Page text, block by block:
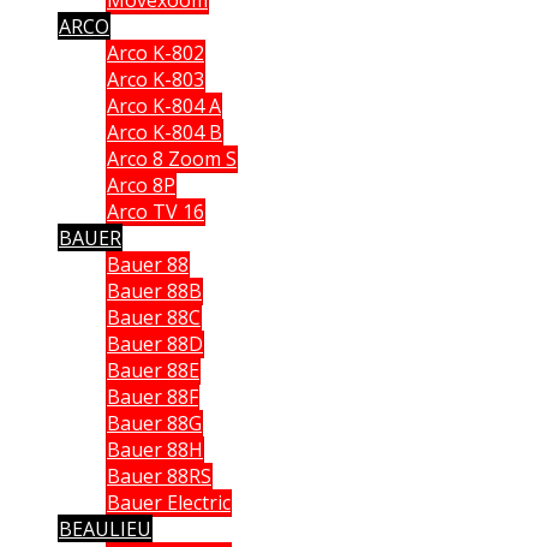
ARCO
Arco K-802
Arco K-803
Arco K-804 A
Arco K-804 B
Arco 8 Zoom S
Arco 8P
Arco TV 16
BAUER
Bauer 88
Bauer 88B
Bauer 88C
Bauer 88D
Bauer 88E
Bauer 88F
Bauer 88G
Bauer 88H
Bauer 88RS
Bauer Electric
BEAULIEU